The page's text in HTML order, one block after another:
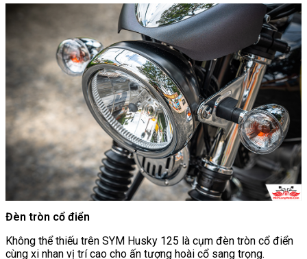
Đèn tròn cổ điển
Không thể thiếu trên SYM Husky 125 là cụm đèn tròn cổ điển
cùng xi nhan vị trí cao cho ấn tượng hoài cổ sang trọng.